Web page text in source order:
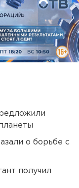
о борьбе с
получил